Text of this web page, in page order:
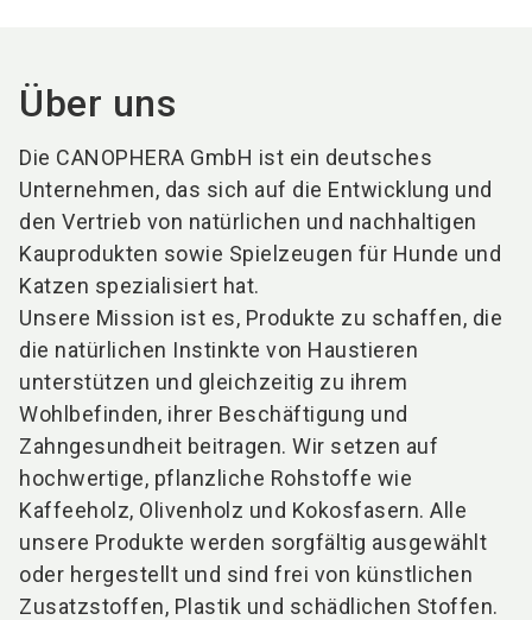
Über uns
Die CANOPHERA GmbH ist ein deutsches
Unternehmen, das sich auf die Entwicklung und
den Vertrieb von natürlichen und nachhaltigen
Kauprodukten sowie Spielzeugen für Hunde und
Katzen spezialisiert hat.
Unsere Mission ist es, Produkte zu schaffen, die
die natürlichen Instinkte von Haustieren
unterstützen und gleichzeitig zu ihrem
Wohlbefinden, ihrer Beschäftigung und
Zahngesundheit beitragen. Wir setzen auf
hochwertige, pflanzliche Rohstoffe wie
Kaffeeholz, Olivenholz und Kokosfasern. Alle
unsere Produkte werden sorgfältig ausgewählt
oder hergestellt und sind frei von künstlichen
Zusatzstoffen, Plastik und schädlichen Stoffen.